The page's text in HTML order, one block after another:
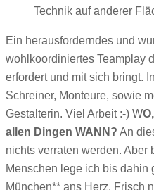
Technik auf anderer
Ein herausforderndes und
wohlkoordiniertes Teamplay
erfordert und mit sich bringt.
Schreiner, Monteure, sowie
Gestalterin. Viel Arbeit :-) W
allen Dingen WANN? An
nichts verraten werden. Aber
Menschen lege ich bis dahin
München** ans Herz. Frisch